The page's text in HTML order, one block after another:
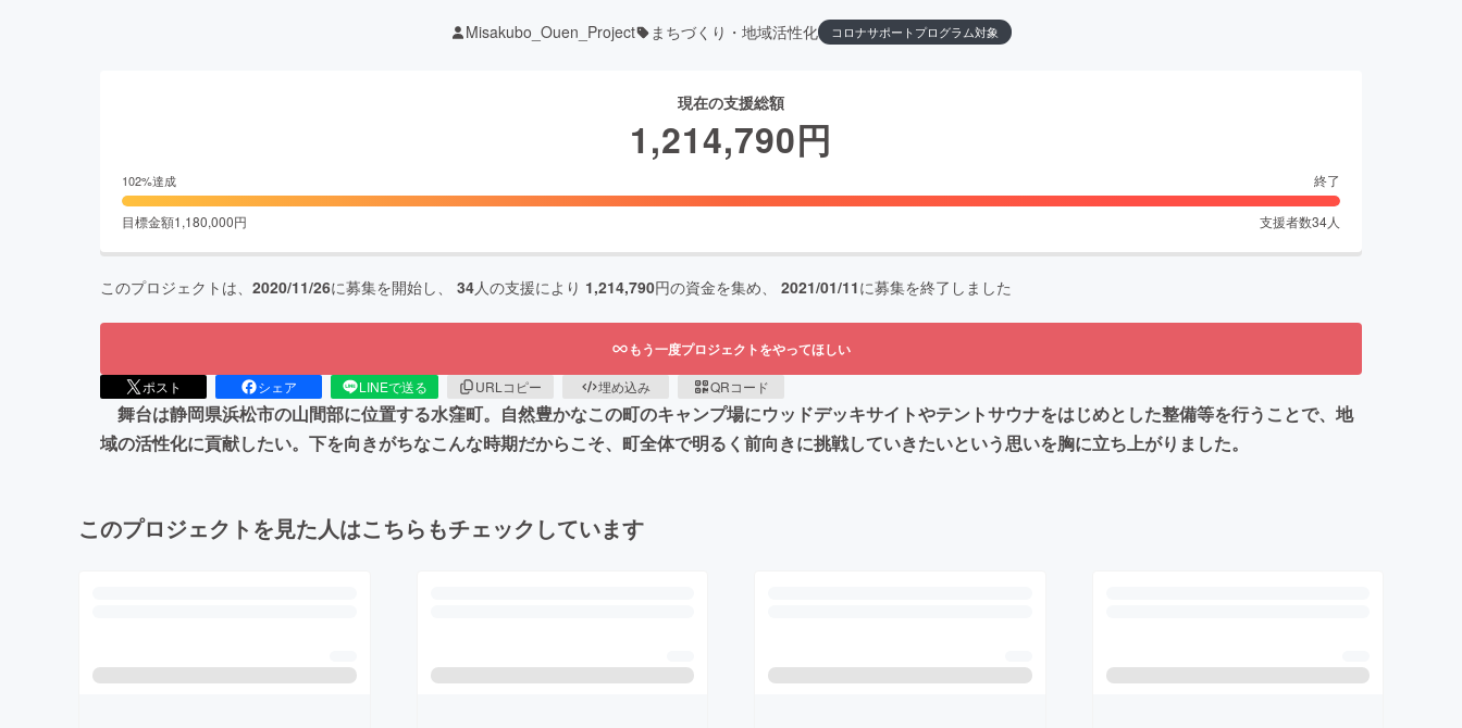
Misakubo_Ouen_Project まちづくり・地域活性化 コロナサポートプログラム対象
現在の支援総額
1,214,790円
102%達成 終了
目標金額1,180,000円 支援者数34人
このプロジェクトは、 2020/11/26に募集を開始し、 34人の支援により 1,214,790円の資金を集め、 2021/01/11に募集を終了しました
もう一度プロジェクトをやってほしい
ポスト シェア LINEで送る URLコピー 埋め込み QRコード
舞台は静岡県浜松市の山間部に位置する水窪町。自然豊かなこの町のキャンプ場にウッドデッキサイトやテントサウナをはじめとした整備等を行うことで、地
域の活性化に貢献したい。下を向きがちなこんな時期だからこそ、町全体で明るく前向きに挑戦していきたいという思いを胸に立ち上がりました。
このプロジェクトを見た人はこちらもチェックしています